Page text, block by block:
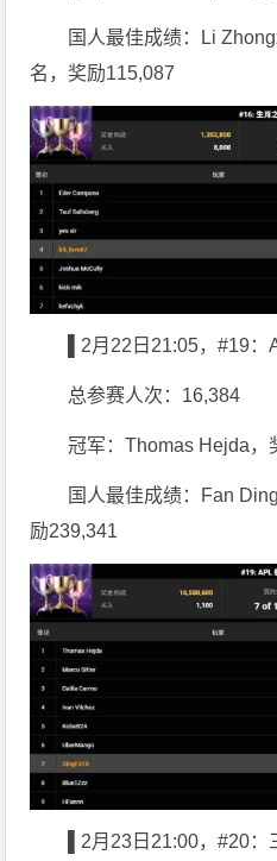
国人最佳成绩：Li
名，奖励115,087
▌2月22日21:05，#19
总参赛人次：16,384
冠军：Thomas Hejda，
国人最佳成绩：Fan
励239,341
▌2月23日21:00，#20